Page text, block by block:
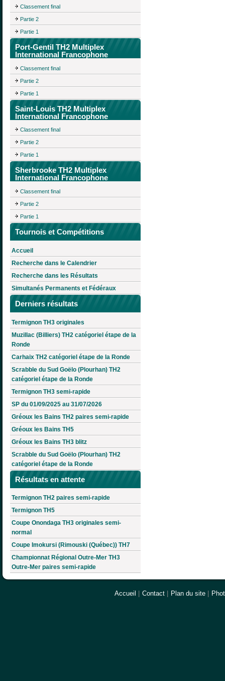
Classement final
Partie 2
Partie 1
Port-Gentil TH2 Multiplex
International Francophone
Classement final
Partie 2
Partie 1
Saint-Louis TH2 Multiplex
International Francophone
Classement final
Partie 2
Partie 1
Sherbrooke TH2 Multiplex
International Francophone
Classement final
Partie 2
Partie 1
Tournois et Compétitions
Accueil
Recherche dans le Calendrier
Recherche dans les Résultats
Simultanés Permanents et Fédéraux
Derniers résultats
Termignon TH3 originales
Muzillac (Billiers) TH2 catégoriel étape de la
Ronde
Carhaix TH2 catégoriel étape de la Ronde
Scrabble du Sud Goëlo (Plourhan) TH2
catégoriel étape de la Ronde
Termignon TH3 semi-rapide
SP du 01/09/2025 au 31/07/2026
Gréoux les Bains TH2 paires semi-rapide
Gréoux les Bains TH5
Gréoux les Bains TH3 blitz
Scrabble du Sud Goëlo (Plourhan) TH2
catégoriel étape de la Ronde
Résultats en attente
Termignon TH2 paires semi-rapide
Termignon TH5
Coupe Onondaga TH3 originales semi-
normal
Coupe Imokursi (Rimouski (Québec)) TH7
Championnat Régional Outre-Mer TH3
Outre-Mer paires semi-rapide
Accueil Contact Plan du site